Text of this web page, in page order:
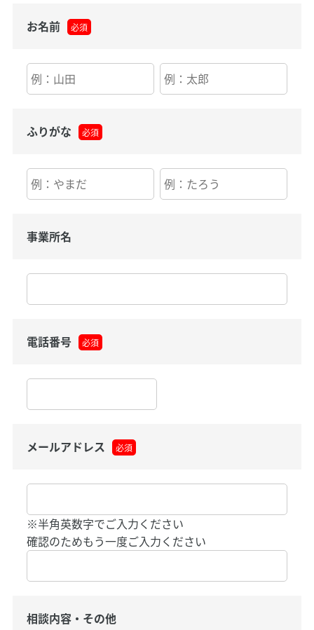
お名前 必須
ふりがな 必須
事業所名
電話番号 必須
メールアドレス 必須
※半角英数字でご入力ください
確認のためもう一度ご入力ください
相談内容・その他